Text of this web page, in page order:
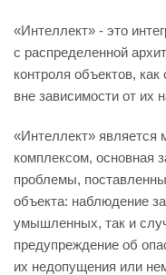
«Интеллект» - это
с распределенной
контроля объектов,
вне зависимости от их
«Интеллект»
комплексом, основная
проблемы,
объекта: наблюдение
умышленных, так и
предупреждение об
их недопущения или